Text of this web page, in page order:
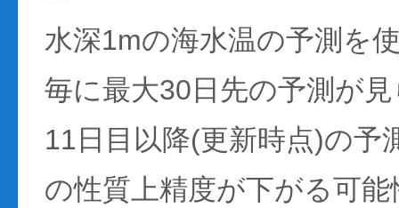
水深1mの海水温の予測を
毎に最大30日先の予測が
11日目以降(更新時点)の予
の性質上精度が下がる可